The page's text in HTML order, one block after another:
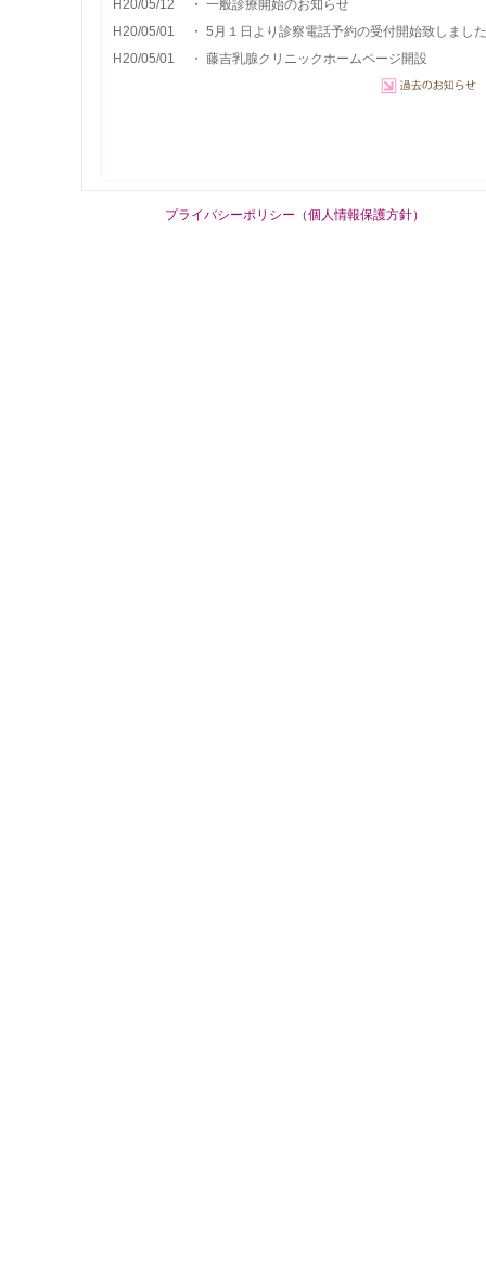
H20/05/12
・ 一般診療開始のお知らせ
H20/05/01
・ 5月１日より診察電話予約の受付開始致しました
H20/05/01
・ 藤吉乳腺クリニックホームページ開設
プライバシーポリシー（個人情報保護方針）